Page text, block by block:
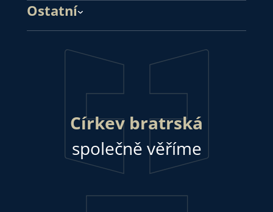
Ostatní
Církev bratrská
společně věříme